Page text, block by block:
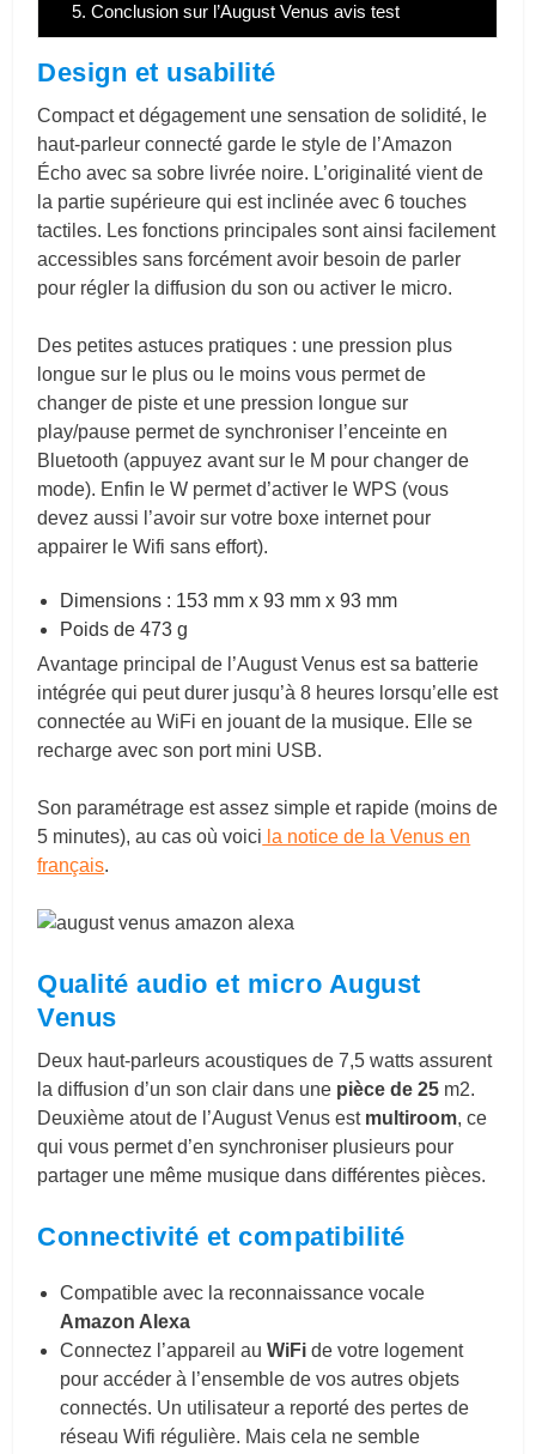
5. Conclusion sur l’August Venus avis test
Design et usabilité
Compact et dégagement une sensation de solidité, le
haut-parleur connecté garde le style de l’Amazon
Écho avec sa sobre livrée noire. L’originalité vient de
la partie supérieure qui est inclinée avec 6 touches
tactiles. Les fonctions principales sont ainsi facilement
accessibles sans forcément avoir besoin de parler
pour régler la diffusion du son ou activer le micro.
Des petites astuces pratiques : une pression plus
longue sur le plus ou le moins vous permet de
changer de piste et une pression longue sur
play/pause permet de synchroniser l’enceinte en
Bluetooth (appuyez avant sur le M pour changer de
mode). Enfin le W permet d’activer le WPS (vous
devez aussi l’avoir sur votre boxe internet pour
appairer le Wifi sans effort).
Dimensions : 153 mm x 93 mm x 93 mm
Poids de 473 g
Avantage principal de l’August Venus est sa batterie
intégrée qui peut durer jusqu’à 8 heures lorsqu’elle est
connectée au WiFi en jouant de la musique. Elle se
recharge avec son port mini USB.
Son paramétrage est assez simple et rapide (moins de
5 minutes), au cas où voici la notice de la Venus en
français.
Qualité audio et micro August
Venus
Deux haut-parleurs acoustiques de 7,5 watts assurent
la diffusion d’un son clair dans une pièce de 25 m2.
Deuxième atout de l’August Venus est multiroom, ce
qui vous permet d’en synchroniser plusieurs pour
partager une même musique dans différentes pièces.
Connectivité et compatibilité
Compatible avec la reconnaissance vocale
Amazon Alexa
Connectez l’appareil auWiFi de votre logement
pour accéder à l’ensemble de vos autres objets
connectés. Un utilisateur a reporté des pertes de
réseau Wifi régulière. Mais cela ne semble